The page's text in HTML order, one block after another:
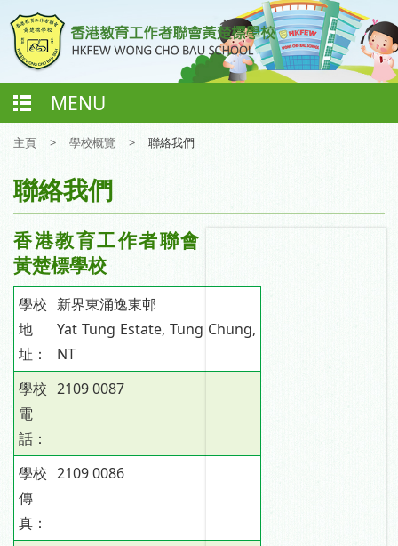
MENU
主頁 > 學校概覽 > 聯絡我們
聯絡我們
香港教育工作者聯會
黃楚標學校
學校
地
址：
新界東涌逸東邨
Yat Tung Estate, Tung Chung,
NT
學校
電
話：
2109 0087
學校
傳
真：
2109 0086